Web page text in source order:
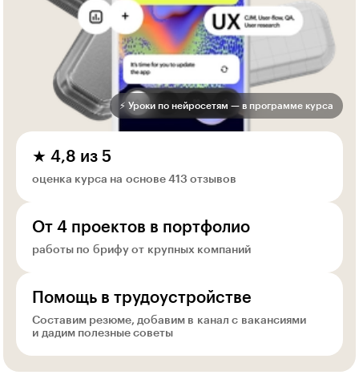
⚡ Уроки по нейросетям — в программе курса
★ 4,8 из 5
оценка курса на основе 413 отзывов
От 4 проектов в портфолио
работы по брифу от крупных компаний
Помощь в трудоустройстве
Составим резюме, добавим в канал с вакансиями
и дадим полезные советы